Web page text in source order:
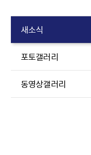
새소식
포토갤러리
동영상갤러리